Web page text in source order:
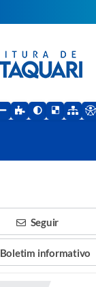
Seguir
Boletim informativo